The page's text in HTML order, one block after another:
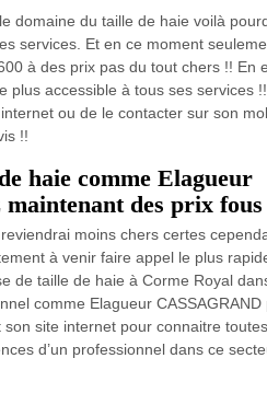
domaine du taille de haie voilà
services. Et en ce moment
à des prix pas du tout chers !! En
accessible à tous ses services
ou de le contacter sur son
!!
haie comme Elagueur
des prix
moins chers certes
à venir faire appel le plus
de taille de haie à Corme Royal
comme Elagueur CASSAGRAND
site internet pour connaitre
d’un professionnel dans ce